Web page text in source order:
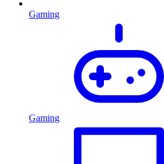
Gaming
Gaming